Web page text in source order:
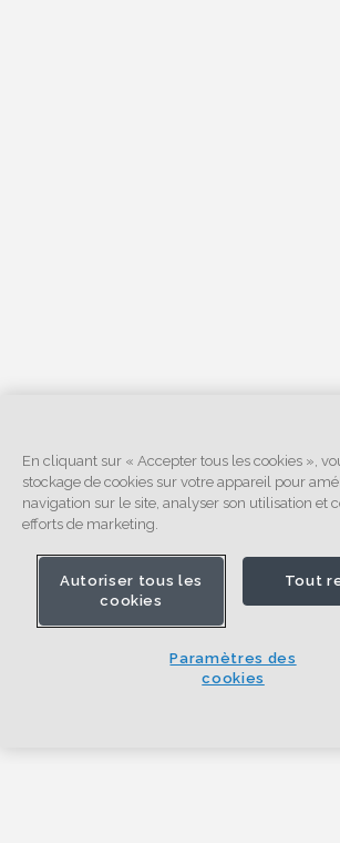
En cliquant sur « Accepter tous les cookies »,
stockage de cookies sur votre appareil pour
navigation sur le site, analyser son utilisation et
efforts de marketing.
Autoriser tous les
cookies
Tout
Paramètres des
cookies